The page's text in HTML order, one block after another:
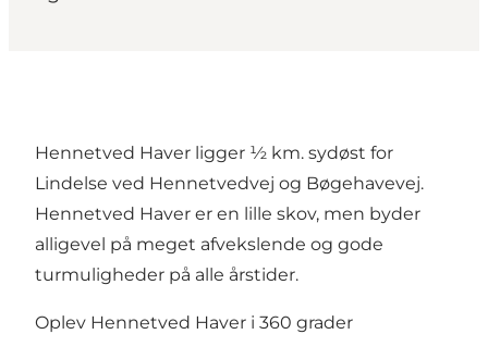
Hennetved Haver ligger ½ km. sydøst for
Lindelse ved Hennetvedvej og Bøgehavevej.
Hennetved Haver er en lille skov, men byder
alligevel på meget afvekslende og gode
turmuligheder på alle årstider.
Oplev Hennetved Haver i 360 grader